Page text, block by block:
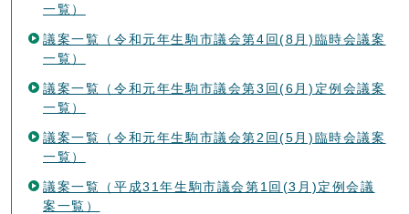
一覧）
議案一覧（令和元年生駒市議会第4回(8月)臨時会議案
一覧）
議案一覧（令和元年生駒市議会第3回(6月)定例会議案
一覧）
議案一覧（令和元年生駒市議会第2回(5月)臨時会議案
一覧）
議案一覧（平成31年生駒市議会第1回(3月)定例会議
案一覧）